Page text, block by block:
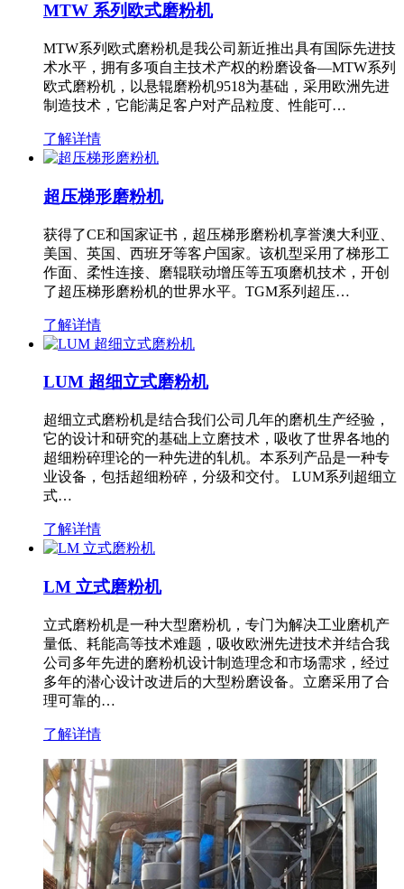
MTW 系列欧式磨粉机
MTW系列欧式磨粉机是我公司新近推出具有国际先进技
术水平，拥有多项自主技术产权的粉磨设备—MTW系列
欧式磨粉机，以悬辊磨粉机9518为基础，采用欧洲先进
制造技术，它能满足客户对产品粒度、性能可…
了解详情
超压梯形磨粉机
获得了CE和国家证书，超压梯形磨粉机享誉澳大利亚、
美国、英国、西班牙等客户国家。该机型采用了梯形工
作面、柔性连接、磨辊联动增压等五项磨机技术，开创
了超压梯形磨粉机的世界水平。TGM系列超压…
了解详情
LUM 超细立式磨粉机
超细立式磨粉机是结合我们公司几年的磨机生产经验，
它的设计和研究的基础上立磨技术，吸收了世界各地的
超细粉碎理论的一种先进的轧机。本系列产品是一种专
业设备，包括超细粉碎，分级和交付。 LUM系列超细立
式…
了解详情
LM 立式磨粉机
立式磨粉机是一种大型磨粉机，专门为解决工业磨机产
量低、耗能高等技术难题，吸收欧洲先进技术并结合我
公司多年先进的磨粉机设计制造理念和市场需求，经过
多年的潜心设计改进后的大型粉磨设备。立磨采用了合
理可靠的…
了解详情